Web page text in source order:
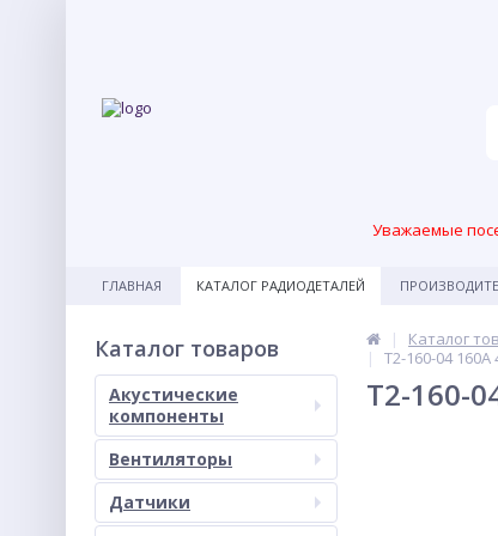
Уважаемые
ГЛАВНАЯ КАТАЛОГ РАДИОДЕТАЛЕЙ
Каталог товаров
Акустические
компоненты
Вентиляторы
Датчики
Каталог
Т2-160-04
Т2-160-